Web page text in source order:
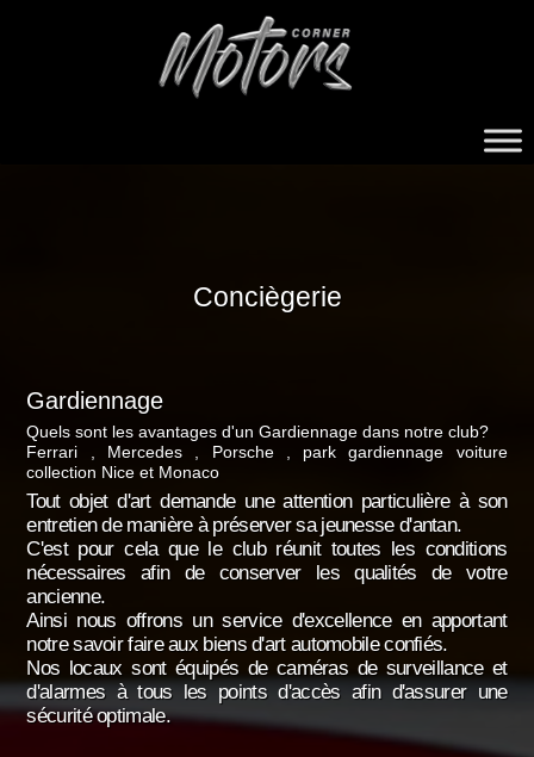
Conciègerie
Gardiennage
Quels sont les avantages d'un Gardiennage dans notre club?
Ferrari , Mercedes , Porsche , park gardiennage voiture
collection Nice et Monaco
Tout objet d'art demande une attention particulière à son
entretien de manière à préserver sa jeunesse d'antan.
C'est pour cela que le club réunit toutes les conditions
nécessaires afin de conserver les qualités de votre
ancienne.
Ainsi nous offrons un service d'excellence en apportant
notre savoir faire aux biens d'art automobile confiés.
Nos locaux sont équipés de caméras de surveillance et
d'alarmes à tous les points d'accès afin d'assurer une
sécurité optimale.